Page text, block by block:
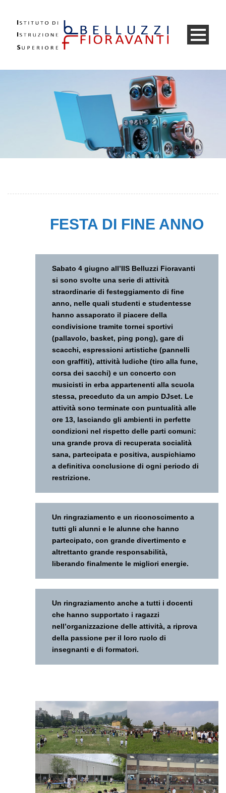
FESTA DI FINE ANNO
Sabato 4 giugno all’IIS Belluzzi Fioravanti
si sono svolte una serie di attività
straordinarie di festeggiamento di fine
anno, nelle quali studenti e studentesse
hanno assaporato il piacere della
condivisione tramite tornei sportivi
(pallavolo, basket, ping pong), gare di
scacchi, espressioni artistiche (pannelli
con graffiti), attività ludiche (tiro alla fune,
corsa dei sacchi) e un concerto con
musicisti in erba appartenenti alla scuola
stessa, preceduto da un ampio DJset. Le
attività sono terminate con puntualità alle
ore 13, lasciando gli ambienti in perfette
condizioni nel rispetto delle parti comuni:
una grande prova di recuperata socialità
sana, partecipata e positiva, auspichiamo
a definitiva conclusione di ogni periodo di
restrizione.
Un ringraziamento e un riconoscimento a
tutti gli alunni e le alunne che hanno
partecipato, con grande divertimento e
altrettanto grande responsabilità,
liberando finalmente le migliori energie.
Un ringraziamento anche a tutti i docenti
che hanno supportato i ragazzi
nell’organizzazione delle attività, a riprova
della passione per il loro ruolo di
insegnanti e di formatori.